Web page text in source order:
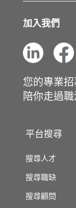
加入我們
您的專業
陪你走過
平台搜尋
搜尋人才
搜尋職缺
搜尋顧問